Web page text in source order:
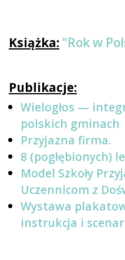
Książka: "Rok w
Publikacje:
Wielogłos —
polskich gminach
Przyjazna firma.
8 (pogłębionych)
Model Szkoły
Uczennicom z
Wystawa
instrukcja i